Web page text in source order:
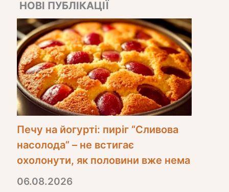
НОВІ ПУБЛІКАЦІЇ
Печу на йогурті: пиріг “Сливова
насолода” – не встигає
охолонути, як половини вже нема
06.08.2026